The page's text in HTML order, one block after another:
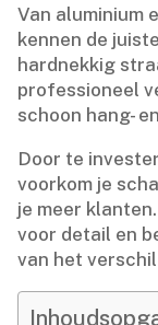
Van aluminium
kennen de
hardnekkig
professioneel
schoon hang-
Door te
voorkom je
je meer
voor detail en
van het